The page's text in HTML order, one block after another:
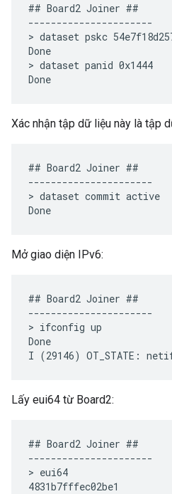
## Board2 Joiner ##
----------------------
> dataset pskc
Done
> dataset panid 0x1444
Xác nhận tập dữ liệu này là tập
## Board2 Joiner ##
----------------------
> dataset commit active
Mở giao diện IPv6:
## Board2 Joiner ##
----------------------
> ifconfig up
Done
Lấy eui64 từ Board2:
## Board2 Joiner ##
----------------------
> eui64
4831b7fffec02be1